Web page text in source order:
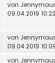
von
09.04.2019 10:22
von
09.04.2019
von